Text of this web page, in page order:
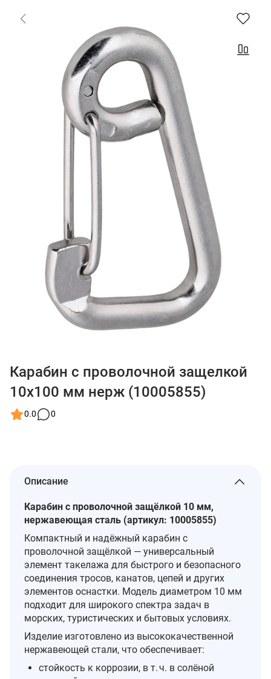
Карабин с проволочной защелкой
10x100 мм нерж (10005855)
0.0 0
Описание
Карабин с проволочной защёлкой 10 мм,
нержавеющая сталь (артикул: 10005855)
Компактный и надёжный карабин с
проволочной защёлкой — универсальный
элемент такелажа для быстрого и безопасного
соединения тросов, канатов, цепей и других
элементов оснастки. Модель диаметром 10 мм
подходит для широкого спектра задач в
морских, туристических и бытовых условиях.
Изделие изготовлено из высококачественной
нержавеющей стали, что обеспечивает:
стойкость к коррозии, в т. ч. в солёной